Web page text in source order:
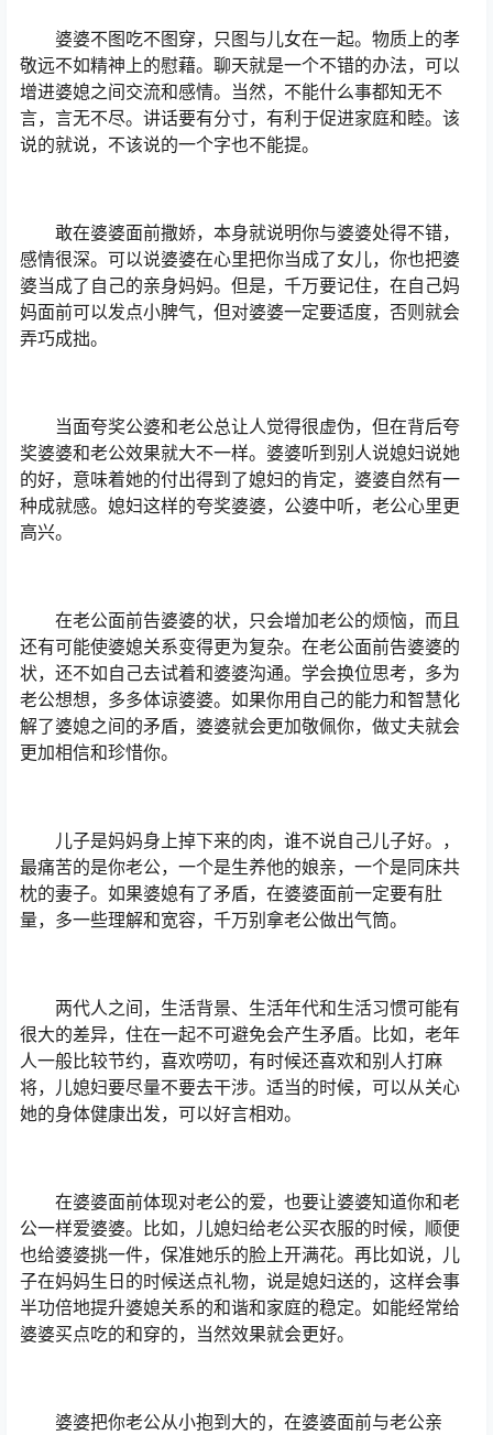
婆婆不图吃不图穿，只图与儿女在一起。物质上的孝
敬远不如精神上的慰藉。聊天就是一个不错的办法，可以
增进婆媳之间交流和感情。当然，不能什么事都知无不
言，言无不尽。讲话要有分寸，有利于促进家庭和睦。该
说的就说，不该说的一个字也不能提。
敢在婆婆面前撒娇，本身就说明你与婆婆处得不错，
感情很深。可以说婆婆在心里把你当成了女儿，你也把婆
婆当成了自己的亲身妈妈。但是，千万要记住，在自己妈
妈面前可以发点小脾气，但对婆婆一定要适度，否则就会
弄巧成拙。
当面夸奖公婆和老公总让人觉得很虚伪，但在背后夸
奖婆婆和老公效果就大不一样。婆婆听到别人说媳妇说她
的好，意味着她的付出得到了媳妇的肯定，婆婆自然有一
种成就感。媳妇这样的夸奖婆婆，公婆中听，老公心里更
高兴。
在老公面前告婆婆的状，只会增加老公的烦恼，而且
还有可能使婆媳关系变得更为复杂。在老公面前告婆婆的
状，还不如自己去试着和婆婆沟通。学会换位思考，多为
老公想想，多多体谅婆婆。如果你用自己的能力和智慧化
解了婆媳之间的矛盾，婆婆就会更加敬佩你，做丈夫就会
更加相信和珍惜你。
儿子是妈妈身上掉下来的肉，谁不说自己儿子好。，
最痛苦的是你老公，一个是生养他的娘亲，一个是同床共
枕的妻子。如果婆媳有了矛盾，在婆婆面前一定要有肚
量，多一些理解和宽容，千万别拿老公做出气筒。
两代人之间，生活背景、生活年代和生活习惯可能有
很大的差异，住在一起不可避免会产生矛盾。比如，老年
人一般比较节约，喜欢唠叨，有时候还喜欢和别人打麻
将，儿媳妇要尽量不要去干涉。适当的时候，可以从关心
她的身体健康出发，可以好言相劝。
在婆婆面前体现对老公的爱，也要让婆婆知道你和老
公一样爱婆婆。比如，儿媳妇给老公买衣服的时候，顺便
也给婆婆挑一件，保准她乐的脸上开满花。再比如说，儿
子在妈妈生日的时候送点礼物，说是媳妇送的，这样会事
半功倍地提升婆媳关系的和谐和家庭的稳定。如能经常给
婆婆买点吃的和穿的，当然效果就会更好。
婆婆把你老公从小抱到大的，在婆婆面前与老公亲